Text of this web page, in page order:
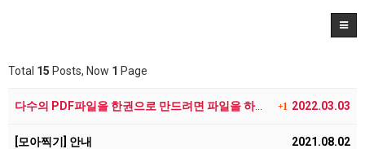
Total 15 Posts, Now 1 Page
+1 2022.03.03
다수의 PDF파일을 한권으로 만드려면 파일을 하나로 병…
2021.08.02
[모아찍기] 안내